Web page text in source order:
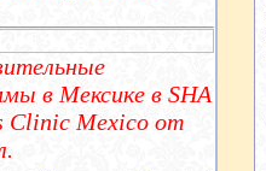
в Мексике в SHA
Clinic Mexico от